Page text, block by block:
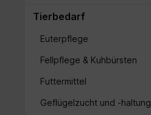
Tierbedarf
Euterpflege
Fellpflege & Kuhbürsten
Futtermittel
Geflügelzucht und -haltung